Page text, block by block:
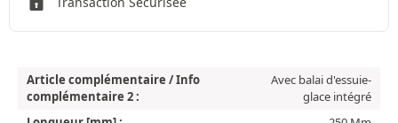
Article complémentaire / Info
complémentaire 2 :
Avec balai d'essuie-
glace intégré